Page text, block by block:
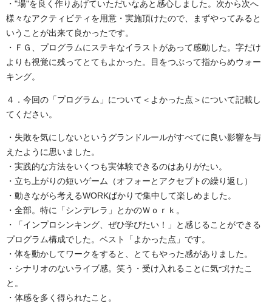
・"場"を良く作りあげていただいなあと感心しました。次から次へ
様々なアクティビティを用意・実施頂けたので、まずやってみると
いうことが出来て良かったです。
・ＦＧ、プログラムにステキなイラストがあって感動した。字だけ
よりも視覚に残ってとてもよかった。目をつぶって指からめウォー
キング。
４．今回の「プログラム」について＜よかった点＞について記載し
てください。
・失敗を気にしないというグランドルールがすべてに良い影響を与
えたように思いました。
・実践的な方法をいくつも実体験できるのはありがたい。
・立ち上がりの短いゲーム（オフォーとアクセプトの繰り返し）
・動きながら考えるWORKばかりで集中して楽しめました。
・全部。特に「シンデレラ」とかのＷｏｒｋ。
・「インプロシンキング、ぜひ学びたい！」と感じることができる
プログラム構成でした。ベスト「よかった点」です。
・体を動かしてワークをすると、とてもやった感がありました。
・シナリオのないライブ感。笑う・受け入れることに気づけたこ
と。
・体感を多く得られたこと。